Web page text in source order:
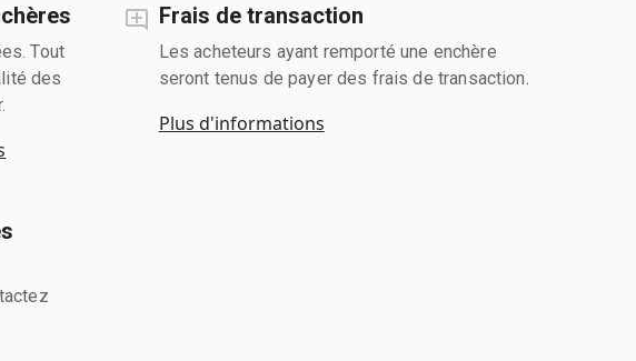
Tout
des
Frais de transaction
Les acheteurs ayant remporté une enchère
seront tenus de payer des frais de transaction.
Plus d'informations